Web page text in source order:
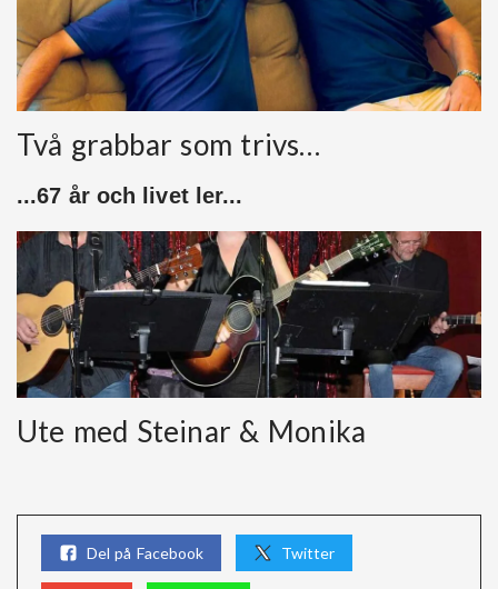
Två grabbar som trivs…
...67 år och livet ler...
Ute med Steinar & Monika
Del på Facebook Twitter